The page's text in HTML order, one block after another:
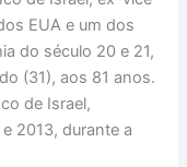
EUA e um dos
do século 20 e 21,
(31), aos 81 anos.
de Israel,
2013, durante a